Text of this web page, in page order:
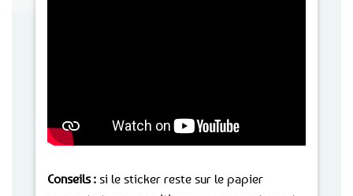
Conseils : si le sticker reste sur le papier